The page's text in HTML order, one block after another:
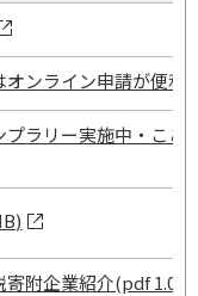
オンライン申請が便利
プラリー実施中・ここ
附企業紹介(pdf 1.06